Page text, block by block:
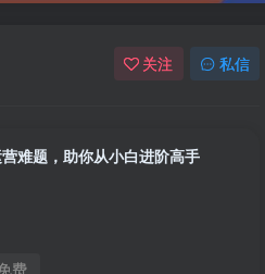
关注 私信
难题，助你从小白进阶高手
费